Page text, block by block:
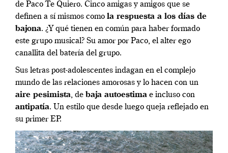
de Paco Te Quiero. Cinco amigas y amigos que se
definen a sí mismos como la respuesta a los días de
bajona. ¿Y qué tienen en común para haber formado
este grupo musical? Su amor por Paco, el alter ego
canallita del batería del grupo.
Sus letras post-adolescentes indagan en el complejo
mundo de las relaciones amorosas y lo hacen con un
aire pesimista, de baja autoestima e incluso con
antipatía. Un estilo que desde luego queja reflejado en
su primer EP.